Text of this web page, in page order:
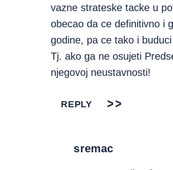
vazne strateske tacke u
obecao da ce definitivno i
godine, pa ce tako i
Tj. ako ga ne osujeti
njegovoj neustavnosti!
REPLY
sremac